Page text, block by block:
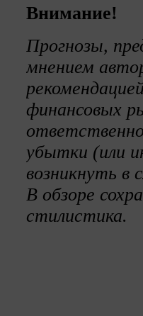
Внимание!
Прогнозы,
мнением
финансовых
убытки (или
возникнуть в
В обзоре
стилистика.